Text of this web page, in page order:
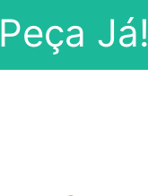
Peça Já!